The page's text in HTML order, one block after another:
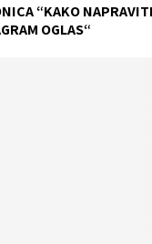
“KAKO
OGLAS“